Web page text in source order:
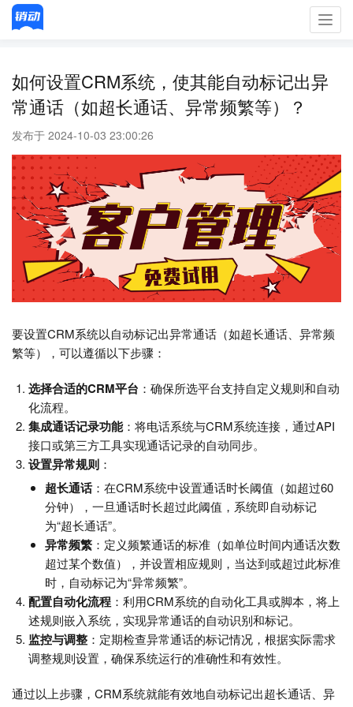
如何设置CRM系统，使其能自动标记出异
常通话（如超长通话、异常频繁等）？
发布于 2024-10-03 23:00:26
要设置CRM系统以自动标记出异常通话（如超长通话、异常频
繁等），可以遵循以下步骤：
选择合适的CRM平台 ：确保所选平台支持自定义规则和自动
化流程。
集成通话记录功能：将电话系统与CRM系统连接，通过API
接口或第三方工具实现通话记录的自动同步。
设置异常规则 ：
超长通话：在CRM系统中设置通话时长阈值（如超过60
分钟），一旦通话时长超过此阈值，系统即自动标记
为“超长通话”。
异常频繁 ：定义频繁通话的标准（如单位时间内通话次数
超过某个数值），并设置相应规则，当达到或超过此标准
时，自动标记为“异常频繁”。
配置自动化流程 ：利用CRM系统的自动化工具或脚本，将上
述规则嵌入系统，实现异常通话的自动识别和标记。
监控与调整 ：定期检查异常通话的标记情况，根据实际需求
调整规则设置，确保系统运行的准确性和有效性。
通过以上步骤，CRM系统就能有效地自动标记出超长通话、异